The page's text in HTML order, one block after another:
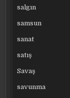
salgın
samsun
sanat
satış
Savaş
savunma